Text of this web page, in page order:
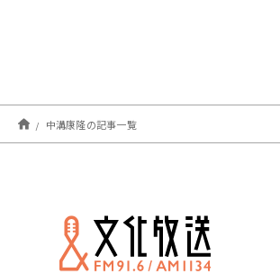
中溝康隆の記事一覧